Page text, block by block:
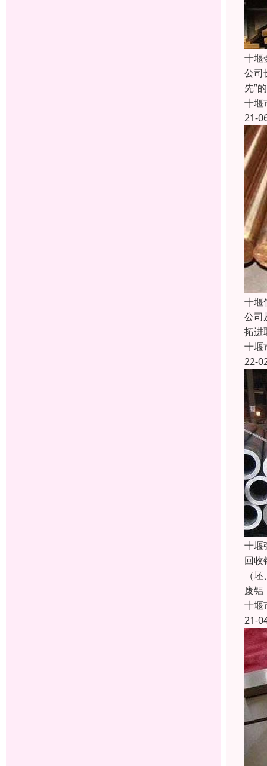
十堰
公司
先”
十堰
21-
十堰
公司
拓进
十堰
22-
十堰
回收
（
废铝
十堰
21-